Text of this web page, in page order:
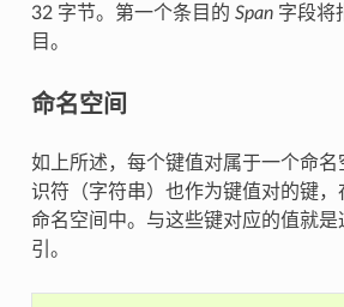
32 字节。第一个条目的 Span字段将
目。
命名空间
如上所述，每个键值对属于一个命
识符（字符串）也作为键值对的键，
命名空间中。与这些键对应的值就是
引。